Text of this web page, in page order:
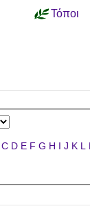
Τόποι
C D E F G H I J K L